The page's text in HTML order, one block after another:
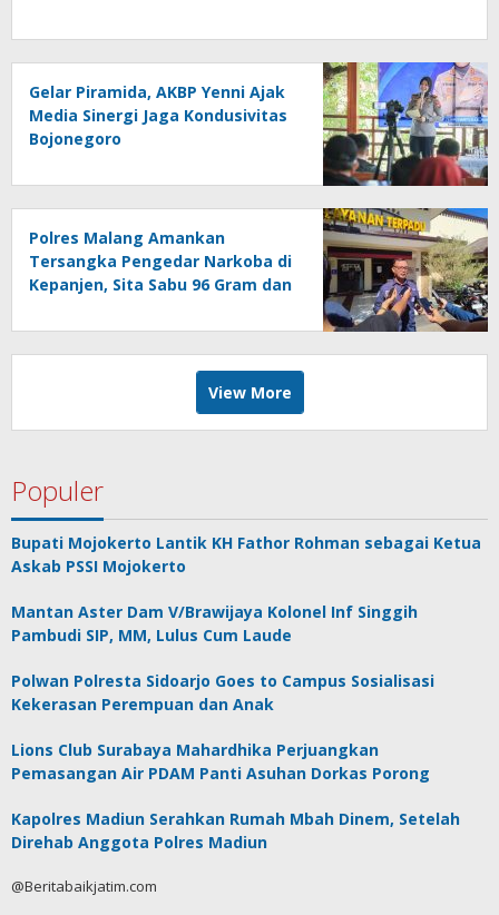
Gelar Piramida, AKBP Yenni Ajak
Media Sinergi Jaga Kondusivitas
Bojonegoro
Polres Malang Amankan
Tersangka Pengedar Narkoba di
Kepanjen, Sita Sabu 96 Gram dan
View More
Populer
Bupati Mojokerto Lantik KH Fathor Rohman sebagai Ketua
Askab PSSI Mojokerto
Mantan Aster Dam V/Brawijaya Kolonel Inf Singgih
Pambudi SIP, MM, Lulus Cum Laude
Polwan Polresta Sidoarjo Goes to Campus Sosialisasi
Kekerasan Perempuan dan Anak
Lions Club Surabaya Mahardhika Perjuangkan
Pemasangan Air PDAM Panti Asuhan Dorkas Porong
Kapolres Madiun Serahkan Rumah Mbah Dinem, Setelah
Direhab Anggota Polres Madiun
@Beritabaikjatim.com